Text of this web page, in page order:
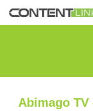
Text
Abimago